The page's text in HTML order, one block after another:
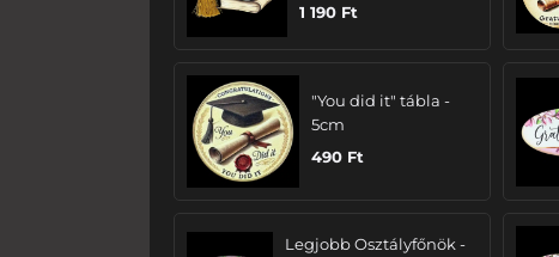
1 190 Ft
"You did it" tábla -
5cm
490 Ft
Legjobb Osztályfőnök -